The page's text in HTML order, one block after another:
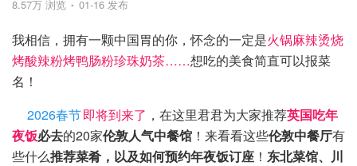
8.57万 浏览 01-16 发布
我相信，拥有一颗中国胃的你，怀念的一定是火锅麻辣烫烧
烤酸辣粉烤鸭肠粉珍珠奶茶……想吃的美食简直可以报菜
名！
2026春节即将到来了 ，在这里君君为大家推荐英国吃年
夜饭必去的20家伦敦人气中餐馆 ！来看看这些伦敦中餐厅有
些什么推荐菜肴，以及如何预约年夜饭订座 ！ 东北菜馆、川